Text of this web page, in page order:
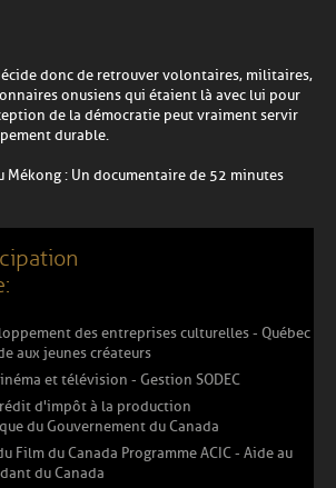
donc de retrouver volontaires, militaires,
onusiens qui étaient là avec lui pour
de la démocratie peut vraiment servir
durable.
Mékong : Un documentaire de 52 minutes
des entreprises culturelles - Québec
aux jeunes créateurs
et télévision - Gestion SODEC
d'impôt à la production
du Gouvernement du Canada
Film du Canada Programme ACIC - Aide au
du Canada